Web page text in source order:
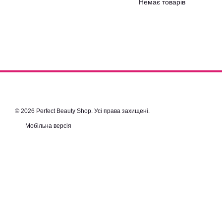
Немає товарів
© 2026 Perfect Beauty Shop. Усі права захищені.
Мобільна версія